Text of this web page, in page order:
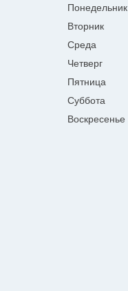
Понедельник
Вторник
Среда
Четверг
Пятница
Суббота
Воскресенье